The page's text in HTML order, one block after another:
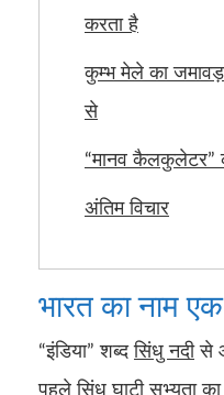
करता है
कुम्भ मेले का
से
“मानव कैलकुलेटर”
अंतिम विचार
भारत का नाम
“इंडिया” शब्दसिंधु नदीसे
पहले सिंधु घाटी सभ्यता